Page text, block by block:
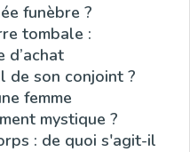
funèbre ?
tombale :
d’achat
de son conjoint ?
femme
mystique ?
: de quoi s'agit-il